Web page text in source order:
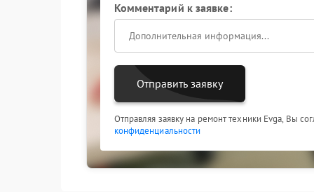
Комментарий к заявке:
Отправить заявку
Отправляя заявку на ремонт техники Evga, Вы
конфиденциальности